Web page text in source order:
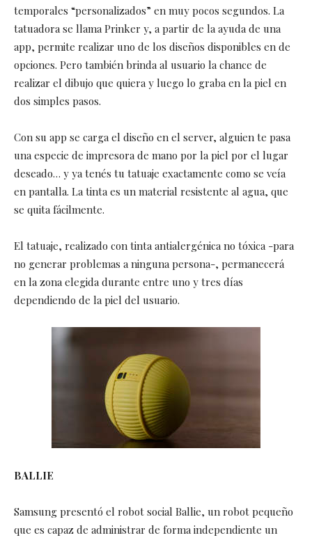
temporales “personalizados” en muy pocos segundos. La
tatuadora se llama Prinker y, a partir de la ayuda de una
app, permite realizar uno de los diseños disponibles en de
opciones. Pero también brinda al usuario la chance de
realizar el dibujo que quiera y luego lo graba en la piel en
dos simples pasos.
Con su app se carga el diseño en el server, alguien te pasa
una especie de impresora de mano por la piel por el lugar
deseado… y ya tenés tu tatuaje exactamente como se veía
en pantalla. La tinta es un material resistente al agua, que
se quita fácilmente.
El tatuaje, realizado con tinta antialergénica no tóxica -para
no generar problemas a ninguna persona-, permanecerá
en la zona elegida durante entre uno y tres días
dependiendo de la piel del usuario.
BALLIE
Samsung presentó el robot social Ballie, un robot pequeño
que es capaz de administrar de forma independiente un